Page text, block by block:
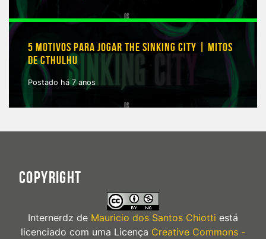
5 MOTIVOS PARA JOGAR THE SINKING CITY | MITOS
DE CTHULHU
Postado há 7 anos
COPYRIGHT
Internerdz de Mauricio dos Santos Chiotti está
licenciado com uma Licença Creative Commons -